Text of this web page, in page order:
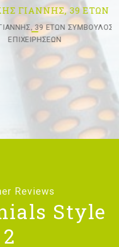
39 ΕΤΩΝ
39 ΕΤΩΝ ΣΥΜΒΟΥΛΟΣ
Reviews
Style
2